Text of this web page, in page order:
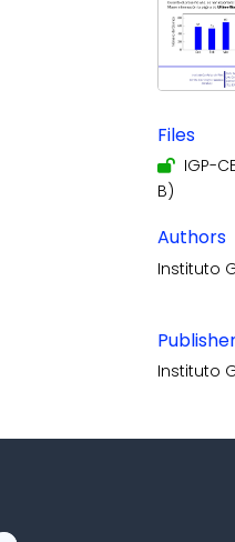
Files
IGP-
B)
Authors
Instituto
Instituto